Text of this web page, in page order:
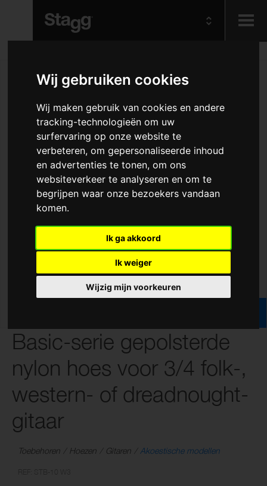
Wij gebruiken cookies
Wij maken gebruik van cookies en andere
tracking-technologieën om uw
surfervaring op onze website te
verbeteren, om gepersonaliseerde inhoud
en advertenties te tonen, om ons
websiteverkeer te analyseren en om te
begrijpen waar onze bezoekers vandaan
komen.
Ik ga akkoord
Ik weiger
Wijzig mijn voorkeuren
Lighting
Basic-serie gepolsterde
nylon hoes voor 3/4 folk-,
western- of dreadnought-
gitaar
Toebehoren Hoezen Gitaren Akoestische modellen